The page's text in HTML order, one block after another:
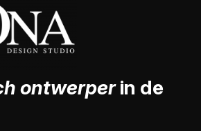
ontwerperin de